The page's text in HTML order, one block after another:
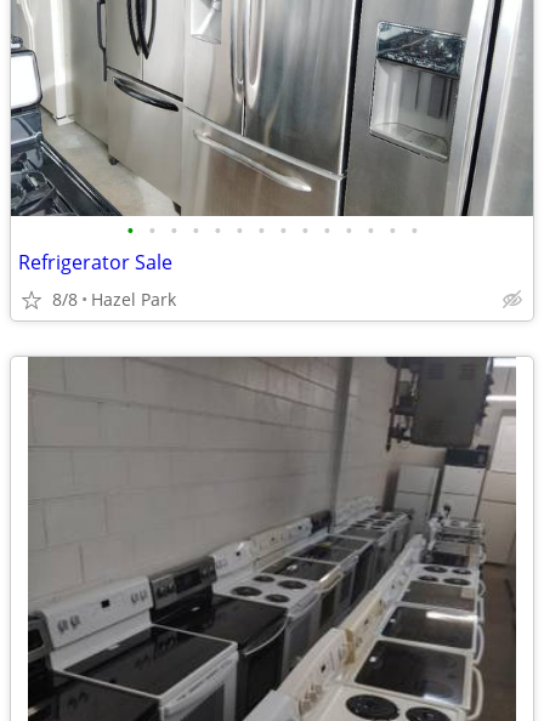
• • • • • • • • • • • • • •
Refrigerator Sale
8/8 Hazel Park